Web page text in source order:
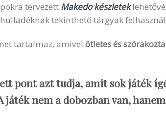
tervezett Makedo készleteklehetővé
tekinthető tárgyak
tartalmaz, amivel ötletes és
pont azt tudja, amit sok játék
játék nem a dobozban van,